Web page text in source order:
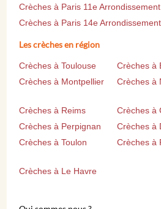
Crèches à Paris 11e Arrondissement
Crèches à Paris 14e Arrondissement
Les crèches en région
Crèches à Toulouse Crèches à
Crèches à Montpellier
Crèches à
Crèches à Reims
Crèches à
Crèches à Perpignan
Crèches à
Crèches à Toulon
Crèches à
Crèches à Le Havre